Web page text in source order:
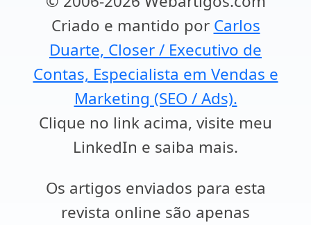
Criado e mantido por Carlos
Duarte, Closer / Executivo de
Contas, Especialista em Vendas e
Marketing (SEO / Ads).
Clique no link acima, visite meu
LinkedIn e saiba mais.
Os artigos enviados para esta
revista online são apenas